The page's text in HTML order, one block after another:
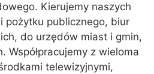
Kierujemy naszych
pożytku publicznego, biur
do urzędów miast i gmin,
Współpracujemy z wieloma
telewizyjnymi,